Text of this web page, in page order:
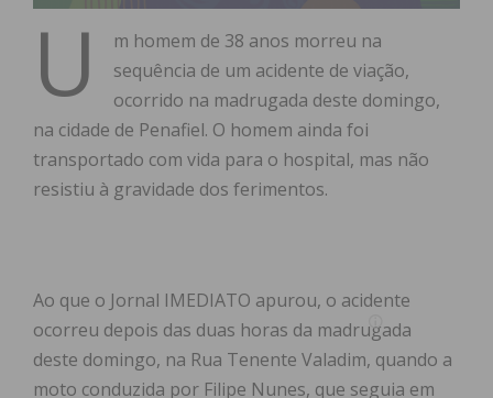
U
m homem de 38 anos morreu na
sequência de um acidente de viação,
ocorrido na madrugada deste domingo,
na cidade de Penafiel. O homem ainda foi
transportado com vida para o hospital, mas não
resistiu à gravidade dos ferimentos.
Ao que o Jornal IMEDIATO apurou, o acidente
ocorreu depois das duas horas da madrugada
deste domingo, na Rua Tenente Valadim, quando a
moto conduzida por Filipe Nunes, que seguia em